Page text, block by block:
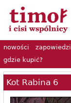
nowości zapowiedzi
gdzie kupić?
Kot Rabina 6